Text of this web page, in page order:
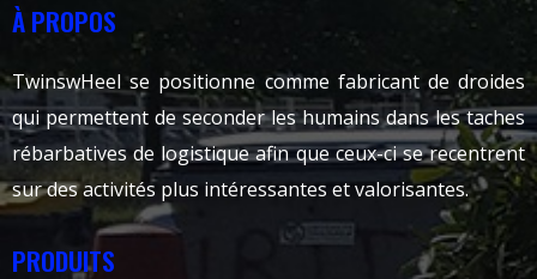
À PROPOS
TwinswHeel se positionne comme fabricant de droides
qui permettent de seconder les humains dans les taches
rébarbatives de logistique afin que ceux-ci se recentrent
sur des activités plus intéressantes et valorisantes.
PRODUITS